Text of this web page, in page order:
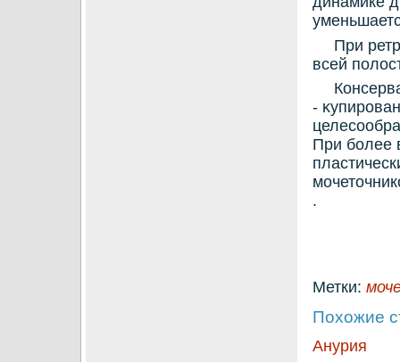
При
всей
-
При более
.
Метки:
Похожие
Анурия